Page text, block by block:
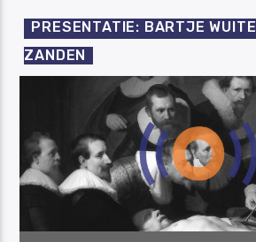
PRESENTATIE: BARTJE
ZANDEN